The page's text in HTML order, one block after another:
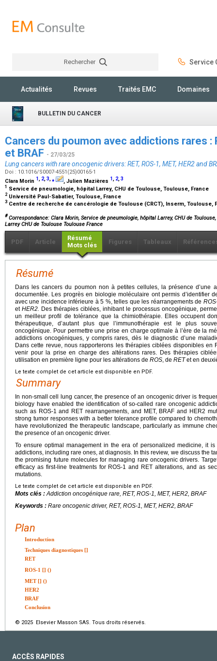
Rechercher Service
Actualités Revues Traités EMC Domaines
BULLETIN DU CANCER
Cancers du poumon avec addictions rares :
et BRAF - 27/03/25
Lung cancers with rare oncogenic drivers: RET, ROS-1, MET, HER2 and
Doi : 10.1016/S0007-4551(25)00165-1
Clara Morin 1, 2,3,⁎ , Julien Mazières 1, 2,3
1 Service de pneumologie, hôpital Larrey, CHU de Toulouse, Toulouse, France
2 Université Paul-Sabatier, Toulouse, France
3 Centre de recherche de cancérologie de Toulouse (CRCT), Inserm, Toulouse,
#Correspondance: Clara Morin, Service de pneumologie, hôpital Larrey, CHU de
Larrey CHU de Toulouse Toulouse France
PDF Article
Résumé
Mots clés
Figures Tableaux
Résumé
Dans les cancers du poumon non à petites cellules, la présence d’une
documentée. Les progrès en biologie moléculaire ont permis d’identifier
avec une incidence inférieure à 5 %, telles que les réarrangements de
et HER2. Des thérapies ciblées, inhibant le processus oncogénique,
un meilleur profil de tolérance que la chimiothérapie. Elles occupent
thérapeutique, d’autant plus que l’immunothérapie est le plus
oncogénique. Pour permettre une prise en charge optimale à l’ère de la
addictions oncogéniques, y compris rares, dès le diagnostic d’une
Dans cette revue, nous rapporterons les thérapies ciblées disponibles en
venir pour la prise en charge des altérations rares. Des thérapies
utilisation en première ligne pour les altérations de ROS , de RETet en
Le texte complet de cet article est disponible en PDF.
Summary
In non-small cell lung cancer, the presence of an oncogenic driver is
biology have enabled the identification of so-called rare oncogenic
such as ROS-1 and RET rearrangements, and MET, BRAF and HER2
strong tumor responses with a better tolerance profile compared to
have revolutionized the therapeutic landscape, particularly as immune
the presence of an oncogenic driver.
To ensure optimal management in the era of personalized medicine, it
addictions, including rare ones, at diagnosis. In this review, we discuss the
the promising future molecules for managing rare oncogenic drivers.
efficacy as first-line treatments for ROS-1 and RET alterations, and as
mutations.
Le texte complet de cet article est disponible en PDF.
Mots clés : Addiction oncogénique rare, RET, ROS-1, MET, HER2, BRAF
Keywords : Rare oncogenic driver, RET, ROS-1, MET, HER2, BRAF
Plan
Introduction
Techniques diagnostiques []
RET
ROS-1 [] ()
MET [] ()
HER2
BRAF
Conclusion
© 2025 Elsevier Masson SAS. Tous droits réservés.
ACCÈS RAPIDES